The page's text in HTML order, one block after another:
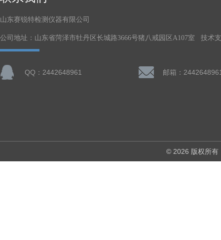
山东赛锐特检测仪器有限公司
公司地址：山东省菏泽市牡丹区长城路3666号猪八戒园区A107室 技术
QQ：2442648961 邮箱：
© 2026 版权所